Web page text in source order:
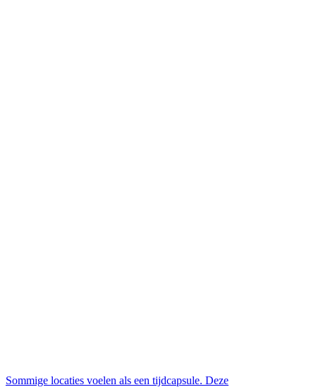
Sommige locaties voelen als een tijdcapsule. Deze